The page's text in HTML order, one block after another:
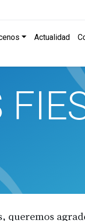
Actualidad
queremos